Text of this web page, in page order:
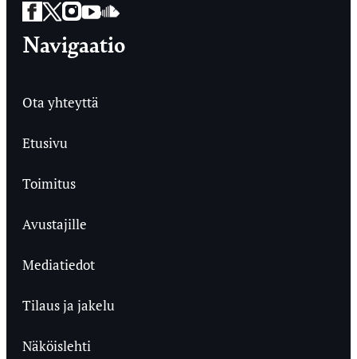
Facebook
Twitter
Instagram
YouTube
SoundCloud
Navigaatio
Ota yhteyttä
Etusivu
Toimitus
Avustajille
Mediatiedot
Tilaus ja jakelu
Näköislehti